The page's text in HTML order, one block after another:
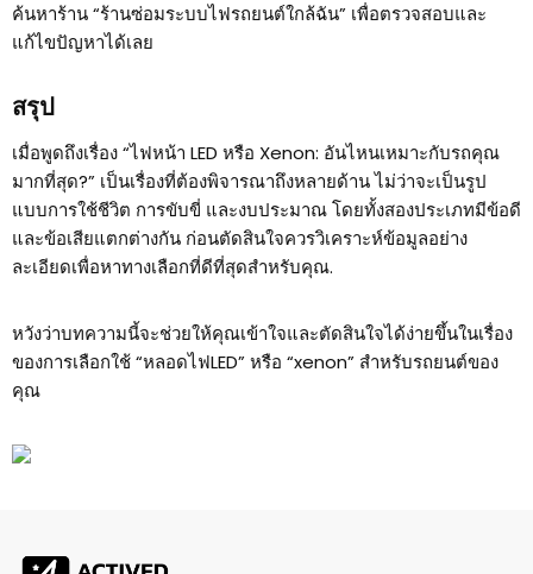
ค้นหาร้าน “ร้านซ่อมระบบไฟรถยนต์ใกล้ฉัน” เพื่อตรวจสอบและ
แก้ไขปัญหาได้เลย
สรุป
เมื่อพูดถึงเรื่อง “ไฟหน้า LED หรือ Xenon: อันไหนเหมาะกับรถคุณ
มากที่สุด?” เป็นเรื่องที่ต้องพิจารณาถึงหลายด้าน ไม่ว่าจะเป็นรูป
แบบการใช้ชีวิต การขับขี่ และงบประมาณ โดยทั้งสองประเภทมีข้อดี
และข้อเสียแตกต่างกัน ก่อนตัดสินใจควรวิเคราะห์ข้อมูลอย่าง
ละเอียดเพื่อหาทางเลือกที่ดีที่สุดสำหรับคุณ.
หวังว่าบทความนี้จะช่วยให้คุณเข้าใจและตัดสินใจได้ง่ายขึ้นในเรื่อง
ของการเลือกใช้ “หลอดไฟLED” หรือ “xenon” สำหรับรถยนต์ของ
คุณ